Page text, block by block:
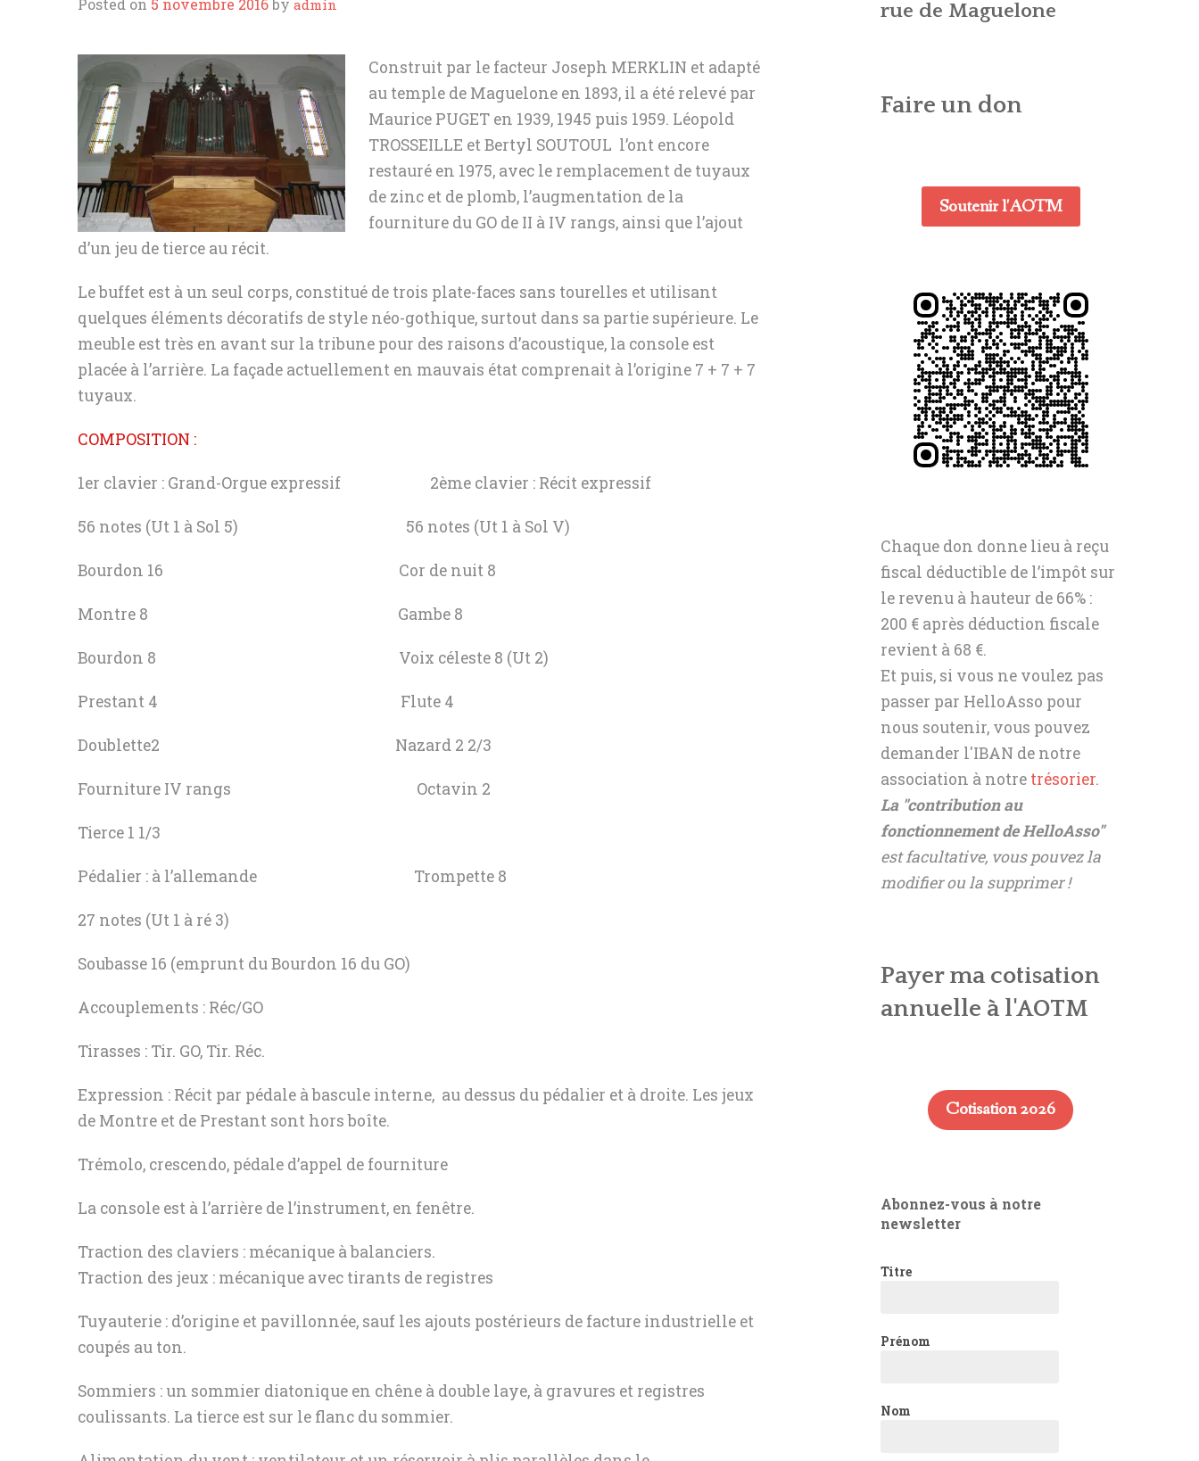
LA CONVENTION
LE PROTOCOLE D’ACCORD
POLITIQUE DE CONFIDENTIALITÉ
Posted on 5 novembre 2016by admin
Construit par le facteur Joseph MERKLIN et adapté
au temple de Maguelone en 1893, il a été relevé par
Maurice PUGET en 1939, 1945 puis 1959. Léopold
TROSSEILLE et Bertyl SOUTOUL l’ont encore
restauré en 1975, avec le remplacement de tuyaux
de zinc et de plomb, l’augmentation de la
fourniture du GO de II à IV rangs, ainsi que l’ajout
d’un jeu de tierce au récit.
Le buffet est à un seul corps, constitué de trois plate-faces sans tourelles et utilisant
quelques éléments décoratifs de style néo-gothique, surtout dans sa partie supérieure. Le
meuble est très en avant sur la tribune pour des raisons d’acoustique, la console est
placée à l’arrière. La façade actuellement en mauvais état comprenait à l’origine 7 + 7 + 7
tuyaux.
COMPOSITION :
1er clavier : Grand-Orgue expressif 2ème clavier : Récit expressif
56 notes (Ut 1 à Sol 5) 56 notes (Ut 1 à Sol V)
Bourdon 16 Cor de nuit 8
Montre 8 Gambe 8
Bourdon 8 Voix céleste 8 (Ut 2)
Prestant 4 Flute 4
Doublette2 Nazard 2 2/3
Fourniture IV rangs Octavin 2
Tierce 1 1/3
Pédalier : à l’allemande Trompette 8
27 notes (Ut 1 à ré 3)
Soubasse 16 (emprunt du Bourdon 16 du GO)
Accouplements : Réc/GO
Tirasses : Tir. GO, Tir. Réc.
Expression : Récit par pédale à bascule interne, au dessus du pédalier et à droite. Les jeux
de Montre et de Prestant sont hors boîte.
Trémolo, crescendo, pédale d’appel de fourniture
La console est à l’arrière de l’instrument, en fenêtre.
Traction des claviers : mécanique à balanciers.
Traction des jeux : mécanique avec tirants de registres
Tuyauterie : d’origine et pavillonnée, sauf les ajouts postérieurs de facture industrielle et
coupés au ton.
Sommiers : un sommier diatonique en chêne à double laye, à gravures et registres
coulissants. La tierce est sur le flanc du sommier.
rue de Maguelone
Faire un don
Soutenir l'AOTM
Chaque don donne lieu à reçu
fiscal déductible de l’impôt sur
le revenu à hauteur de 66% :
200 € après déduction fiscale
revient à 68 €.
Et puis, si vous ne voulez pas
passer par HelloAsso pour
nous soutenir, vous pouvez
demander l'IBAN de notre
association à notre trésorier.
La "contribution au
fonctionnement de HelloAsso"
est facultative, vous pouvez la
modifier ou la supprimer !
Payer ma cotisation
annuelle à l'AOTM
Cotisation 2026
Abonnez-vous à notre
newsletter
Titre
Prénom
Nom